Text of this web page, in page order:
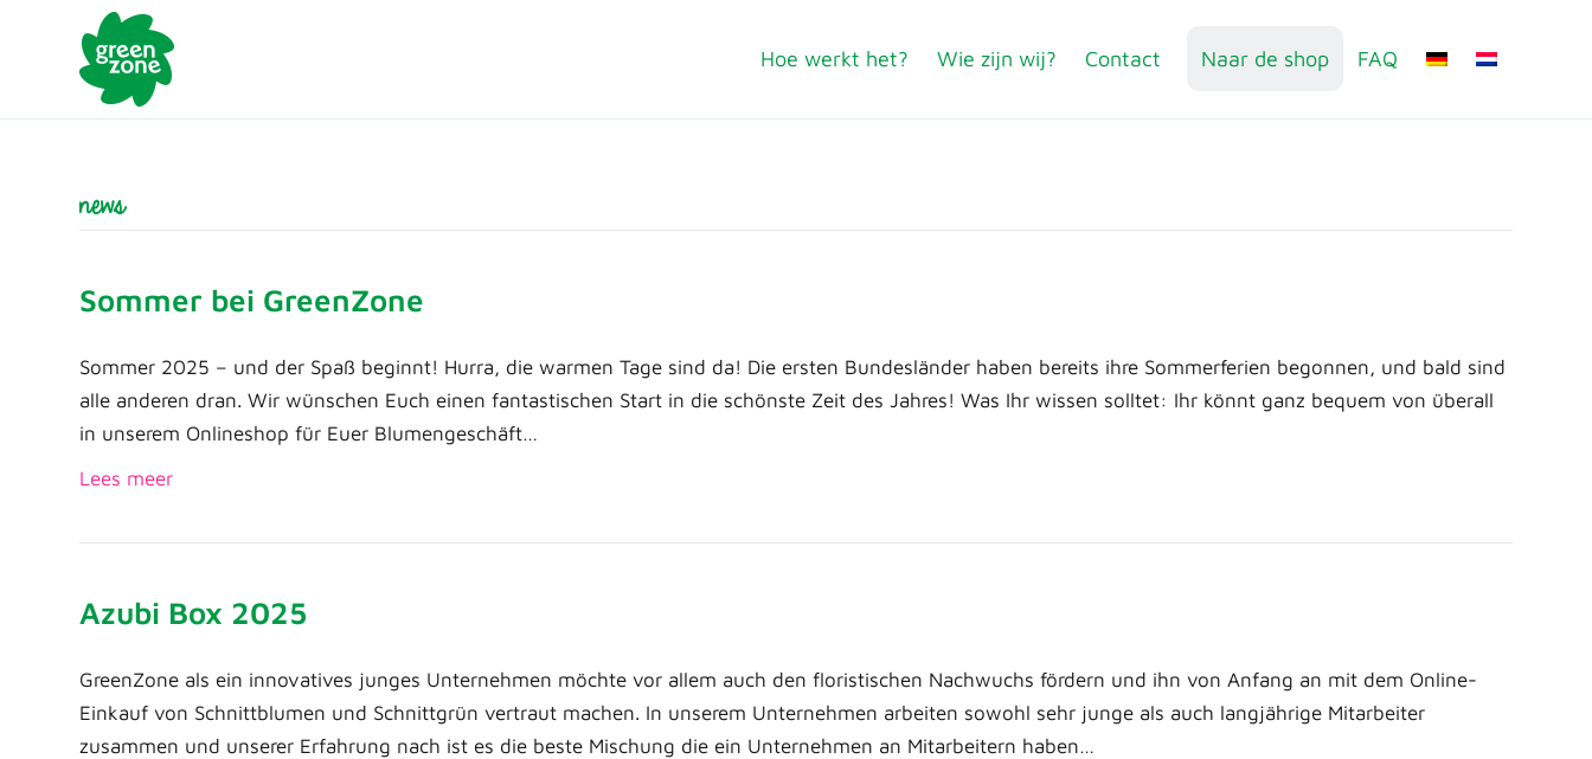
Hoe werkt het? Wie zijn wij? Contact Naar de shop FAQ
news
Sommer bei GreenZone
Sommer 2025 – und der Spaß beginnt! Hurra, die warmen Tage sind da! Die ersten Bundesländer haben bereits ihre Sommerferien begonnen, und bald sind
alle anderen dran. Wir wünschen Euch einen fantastischen Start in die schönste Zeit des Jahres! Was Ihr wissen solltet: Ihr könnt ganz bequem von überall
in unserem Onlineshop für Euer Blumengeschäft…
Lees meer
Azubi Box 2025
GreenZone als ein innovatives junges Unternehmen möchte vor allem auch den floristischen Nachwuchs fördern und ihn von Anfang an mit dem Online-
Einkauf von Schnittblumen und Schnittgrün vertraut machen. In unserem Unternehmen arbeiten sowohl sehr junge als auch langjährige Mitarbeiter
zusammen und unserer Erfahrung nach ist es die beste Mischung die ein Unternehmen an Mitarbeitern haben…